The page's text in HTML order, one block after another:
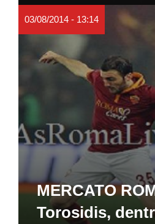
03/08/2014 - 13:14
MERCATO
Torosidis,